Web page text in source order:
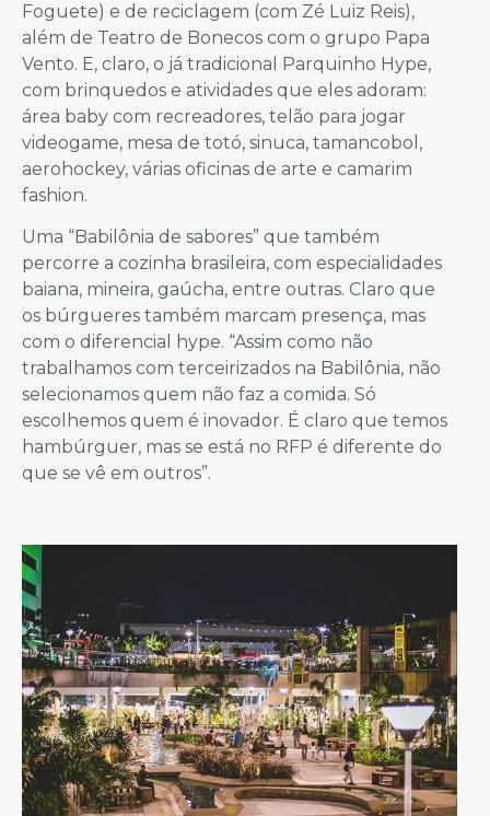
Foguete) e de reciclagem (com Zé Luiz Reis),
além de Teatro de Bonecos com o grupo Papa
Vento. E, claro, o já tradicional Parquinho Hype,
com brinquedos e atividades que eles adoram:
área baby com recreadores, telão para jogar
videogame, mesa de totó, sinuca, tamancobol,
aerohockey, várias oficinas de arte e camarim
fashion.
Uma “Babilônia de sabores” que também
percorre a cozinha brasileira, com especialidades
baiana, mineira, gaúcha, entre outras. Claro que
os búrgueres também marcam presença, mas
com o diferencial hype. “Assim como não
trabalhamos com terceirizados na Babilônia, não
selecionamos quem não faz a comida. Só
escolhemos quem é inovador. É claro que temos
hambúrguer, mas se está no RFP é diferente do
que se vê em outros”.